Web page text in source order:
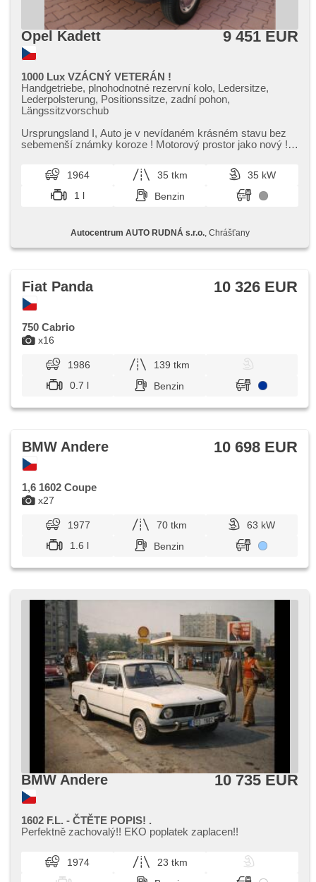
Opel Kadett 9 451 EUR
1000 Lux VZÁCNÝ VETERÁN !
Handgetriebe, plnohodnotné rezervní kolo, Ledersitze,
Lederpolsterung, Positionssitze, zadní pohon,
Längssitzvorschub
Ursprungsland I,​ Auto je v nevídaném krásném stavu bez
sebemenší známky koroze ! Motorový prostor jako nový !
1964 35 tkm
35 kW
1 l
Benzin
Autocentrum AUTO RUDNÁ s.r.o., Chrášťany
x16
Fiat Panda 10 326 EUR
750 Cabrio
1986
139 tkm
0.7 l
Benzin
x27
BMW Andere 10 698 EUR
1,6 1602 Coupe
1977 70 tkm
63 kW
1.6 l
Benzin
BMW Andere 10 735 EUR
1602 F.L. - ČTĚTE POPIS! .
Perfektně zachovalý!! EKO poplatek zaplacen!!
1974
23 tkm